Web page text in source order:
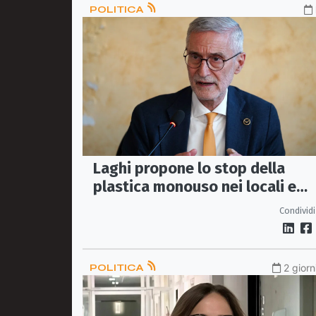
POLITICA
Laghi propone lo stop della
plastica monouso nei locali e
POLITICA 2